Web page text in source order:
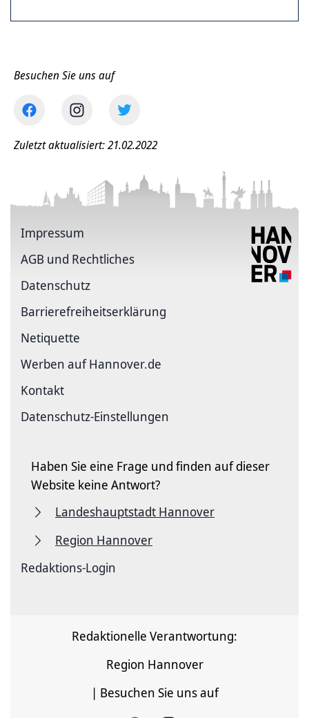
Besuchen Sie uns auf
Zuletzt aktualisiert: 21.02.2022
Impressum
AGB und Rechtliches
Datenschutz
Barriere­freiheits­erklärung
Netiquette
Werben auf Hannover.de
Kontakt
Datenschutz-Einstellungen
Haben Sie eine Frage und finden auf dieser
Website keine Antwort?
Landeshauptstadt Hannover
Region Hannover
Redaktions-Login
Redaktionelle Verantwortung:
Region Hannover
| Besuchen Sie uns auf